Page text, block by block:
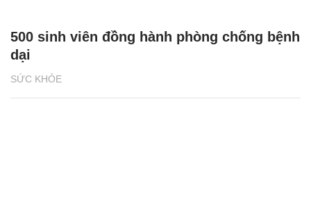
SỨC KHỎE
500 sinh viên đồng hành phòng chống bệnh
dại